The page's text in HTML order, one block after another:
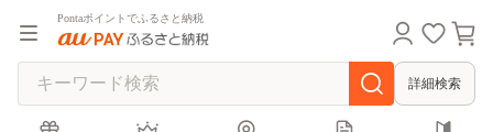
Pontaポイントでふるさと納税
詳細検索